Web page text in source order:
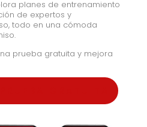
planes de entrenamiento
de expertos y
todo en una cómoda
prueba gratuita y mejora